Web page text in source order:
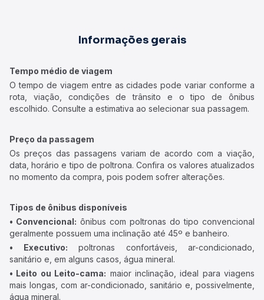
Informações gerais
Tempo médio de viagem
O tempo de viagem entre as cidades pode variar conforme a
rota, viação, condições de trânsito e o tipo de ônibus
escolhido. Consulte a estimativa ao selecionar sua passagem.
Preço da passagem
Os preços das passagens variam de acordo com a viação,
data, horário e tipo de poltrona. Confira os valores atualizados
no momento da compra, pois podem sofrer alterações.
Tipos de ônibus disponíveis
• Convencional: ônibus com poltronas do tipo convencional
geralmente possuem uma inclinação até 45º e banheiro.
• Executivo: poltronas confortáveis, ar-condicionado,
sanitário e, em alguns casos, água mineral.
• Leito ou Leito-cama: maior inclinação, ideal para viagens
mais longas, com ar-condicionado, sanitário e, possivelmente,
água mineral.